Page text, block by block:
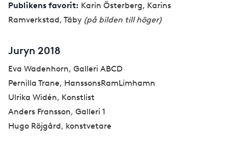
Publikens favorit: Karin Österberg, Karins
Ramverkstad, Täby (på bilden till höger)
Juryn 2018
Eva Wadenhorn, Galleri ABCD
Pernilla Trane, HanssonsRamLimhamn
Ulrika Widén, Konstlist
Anders Fransson, Galleri 1
Hugo Röjgård, konstvetare